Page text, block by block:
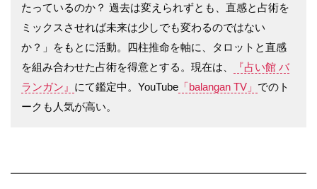
たっているのか？ 過去は変えられずとも、直感と占術を
ミックスさせれば未来は少しでも変わるのではない
か？」をもとに活動。四柱推命を軸に、タロットと直感
を組み合わせた占術を得意とする。現在は、
『占い館 バ
ランガン』 にて鑑定中。YouTube 「balangan TV」 でのト
ークも人気が高い。